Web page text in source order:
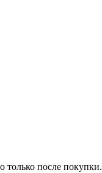
после покупки.